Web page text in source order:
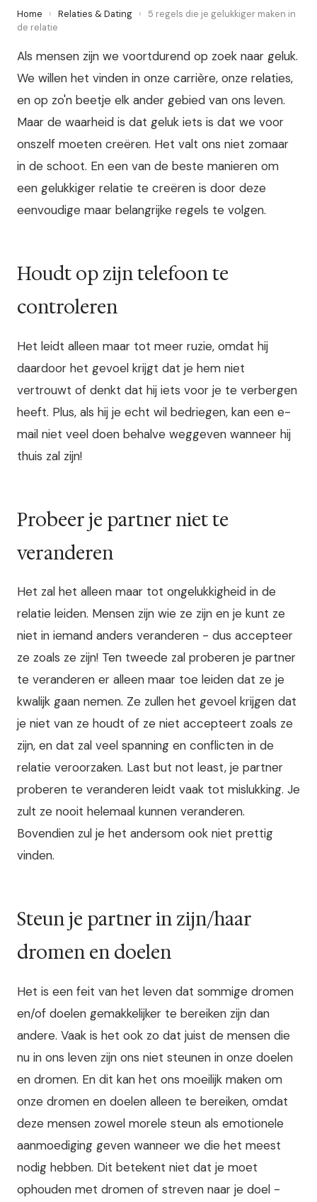
Home › Relaties & Dating › 5 regels die je gelukkiger maken in
de relatie
Als mensen zijn we voortdurend op zoek naar geluk.
We willen het vinden in onze carrière, onze relaties,
en op zo'n beetje elk ander gebied van ons leven.
Maar de waarheid is dat geluk iets is dat we voor
onszelf moeten creëren. Het valt ons niet zomaar
in de schoot. En een van de beste manieren om
een gelukkiger relatie te creëren is door deze
eenvoudige maar belangrijke regels te volgen.
Houdt op zijn telefoon te
controleren
Het leidt alleen maar tot meer ruzie, omdat hij
daardoor het gevoel krijgt dat je hem niet
vertrouwt of denkt dat hij iets voor je te verbergen
heeft. Plus, als hij je echt wil bedriegen, kan een e-
mail niet veel doen behalve weggeven wanneer hij
thuis zal zijn!
Probeer je partner niet te
veranderen
Het zal het alleen maar tot ongelukkigheid in de
relatie leiden. Mensen zijn wie ze zijn en je kunt ze
niet in iemand anders veranderen - dus accepteer
ze zoals ze zijn! Ten tweede zal proberen je partner
te veranderen er alleen maar toe leiden dat ze je
kwalijk gaan nemen. Ze zullen het gevoel krijgen dat
je niet van ze houdt of ze niet accepteert zoals ze
zijn, en dat zal veel spanning en conflicten in de
relatie veroorzaken. Last but not least, je partner
proberen te veranderen leidt vaak tot mislukking. Je
zult ze nooit helemaal kunnen veranderen.
Bovendien zul je het andersom ook niet prettig
vinden.
Steun je partner in zijn/haar
dromen en doelen
Het is een feit van het leven dat sommige dromen
en/of doelen gemakkelijker te bereiken zijn dan
andere. Vaak is het ook zo dat juist de mensen die
nu in ons leven zijn ons niet steunen in onze doelen
en dromen. En dit kan het ons moeilijk maken om
onze dromen en doelen alleen te bereiken, omdat
deze mensen zowel morele steun als emotionele
aanmoediging geven wanneer we die het meest
nodig hebben. Dit betekent niet dat je moet
ophouden met dromen of streven naar je doel -